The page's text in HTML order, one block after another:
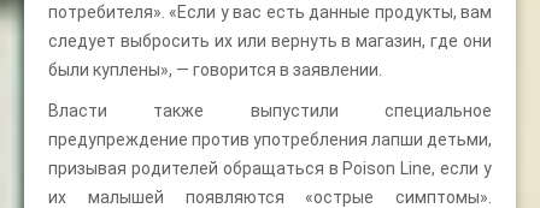
потребителя». «Если у вас есть данные продукты, вам
следует выбросить их или вернуть в магазин, где они
были куплены», — говорится в заявлении.
Власти также выпустили специальное
предупреждение против употребления лапши детьми,
призывая родителей обращаться в Poison Line, если у
их малышей появляются «острые симптомы».